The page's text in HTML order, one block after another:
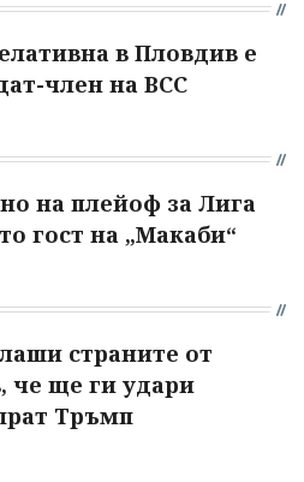
в Пловдив е
член на ВСС
на плейоф за Лига
гост на „Макаби“
страните от
че ще ги удари
Тръмп